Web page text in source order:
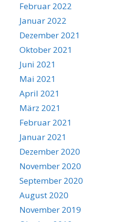
Februar 2022
Januar 2022
Dezember 2021
Oktober 2021
Juni 2021
Mai 2021
April 2021
März 2021
Februar 2021
Januar 2021
Dezember 2020
November 2020
September 2020
August 2020
November 2019